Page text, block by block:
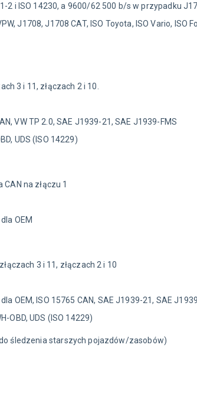
2 i ISO 14230, a 9600/62 500 b/s w przypadku
J1708, J1708 CAT, ISO Toyota, ISO Vario, ISO
3 i 11, złączach 2 i 10.
VW TP 2.0, SAE J1939-21, SAE J1939-FMS
UDS (ISO 14229)
na złączu 1
OEM
3 i 11, złączach 2 i 10
OEM, ISO 15765 CAN, SAE J1939-21, SAE
OBD, UDS (ISO 14229)
śledzenia starszych pojazdów/zasobów)